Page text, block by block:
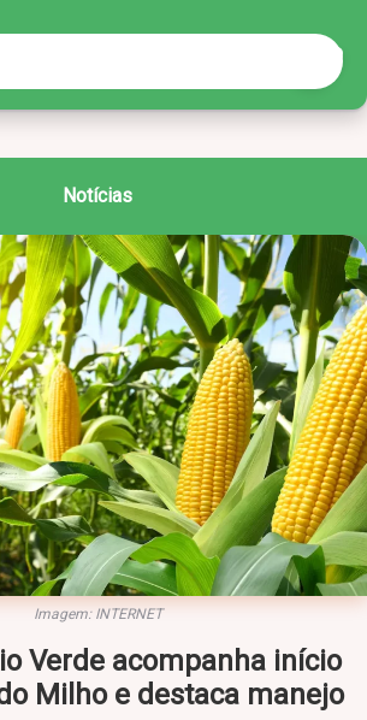
Notícias
Imagem: INTERNET
Verde acompanha início
Milho e destaca manejo